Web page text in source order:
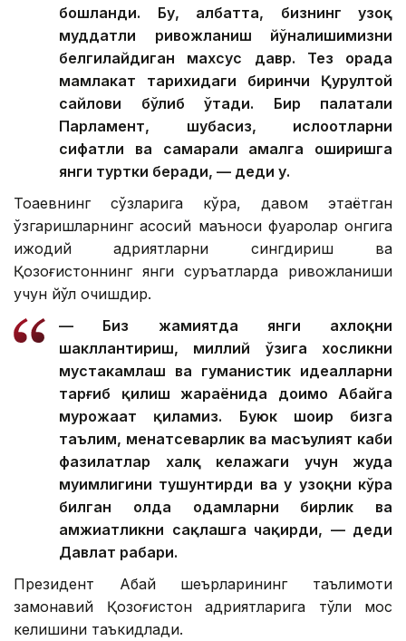
бошланди. Бу, албатта, бизнинг узоқ
муддатли ривожланиш йўналишимизни
белгилайдиган махсус давр. Тез орада
мамлакат тарихидаги биринчи Қурултой
сайлови бўлиб ўтади. Бир палатали
Парламент, шубҳасиз, ислоҳотларни
сифатли ва самарали амалга оширишга
янги туртки беради, — деди у.
Тоқаевнинг сўзларига кўра, давом этаётган
ўзгаришларнинг асосий маъноси фуқаролар онгига
ижодий қадриятларни сингдириш ва
Қозоғистоннинг янги суръатларда ривожланиши
учун йўл очишдир.
— Биз жамиятда янги ахлоқни
шакллантириш, миллий ўзига хосликни
мустаҳкамлаш ва гуманистик идеалларни
тарғиб қилиш жараёнида доимо Абайга
мурожаат қиламиз. Буюк шоир бизга
таълим, меҳнатсеварлик ва масъулият каби
фазилатлар халқ келажаги учун жуда
муҳимлигини тушунтирди ва у узоқни кўра
билган ҳолда одамларни бирлик ва
ҳамжиҳатликни сақлашга чақирди, — деди
Давлат раҳбари.
Президент Абай шеърларининг таълимоти
замонавий Қозоғистон қадриятларига тўлиқ мос
келишини таъкидлади.